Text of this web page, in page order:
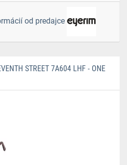
od predajce
STREET 7A604 LHF - ONE